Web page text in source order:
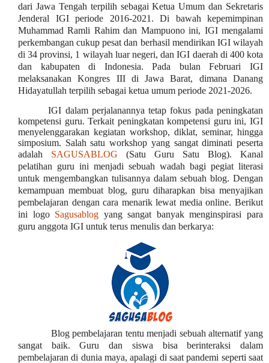
dari Jawa Tengah terpilih sebagai Ketua Umum dan Sekretaris
Jenderal IGI periode 2016-2021. Di bawah kepemimpinan
Muhammad Ramli Rahim dan Mampuono ini, IGI mengalami
perkembangan cukup pesat dan berhasil mendirikan IGI wilayah
di 34 provinsi, 1 wilayah luar negeri, dan IGI daerah di 400 kota
dan kabupaten di Indonesia. Pada bulan Februari IGI
melaksanakan Kongres III di Jawa Barat, dimana Danang
Hidayatullah terpilih sebagai ketua umum periode 2021-2026.
IGI dalam perjalanannya tetap fokus pada peningkatan
kompetensi guru. Terkait peningkatan kompetensi guru ini, IGI
menyelenggarakan kegiatan workshop, diklat, seminar, hingga
simposium. Salah satu workshop yang sangat diminati peserta
adalah SAGUSABLOG
(Satu Guru Satu Blog). Kanal
pelatihan guru ini menjadi sebuah wadah bagi pegiat literasi
untuk mengembangkan tulisannya dalam sebuah blog. Dengan
kemampuan membuat blog, guru diharapkan bisa menyajikan
pembelajaran dengan cara menarik lewat media online. Berikut
ini logo Sagusablog yang sangat banyak menginspirasi para
guru anggota IGI untuk terus menulis dan berkarya:
Blog pembelajaran tentu menjadi sebuah alternatif yang
sangat baik. Guru dan siswa bisa berinteraksi dalam
pembelajaran di dunia maya, apalagi di saat pandemi seperti saat